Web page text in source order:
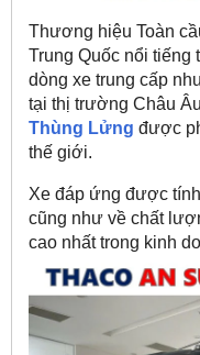
Thương hiệu Toàn
Trung Quốc nổi tiếng
dòng xe trung cấp
tại thị trường Châu
Thùng Lửng được
thế giới.
Xe đáp ứng được
cũng như về chất
cao nhất trong kinh